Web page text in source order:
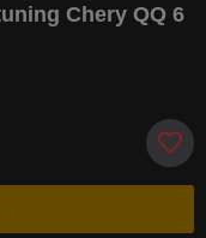
Chery QQ 6